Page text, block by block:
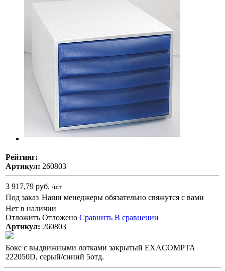
Рейтинг:
Артикул: 260803
3 917,79 руб. /шт
Под заказ Наши менеджеры обязательно свяжутся с вами
Нет в наличии
Отложить Отложено Сравнить В сравнении
Артикул: 260803
Бокс с выдвижными лотками закрытый EXACOMPTA
222050D, серый/синий 5отд.